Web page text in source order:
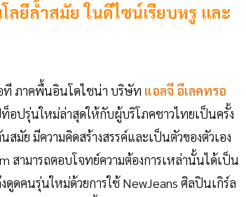
ลยีล้ำสมัย ในดีไซน์เรียบหรู และ
อที ภาคพื้นอินโดไชน่า บริษัท แอลจี อีเลคทรอ
อปรุ่นใหม่ล่าสุดให้กับผู้บริโภคชาวไทยเป็นครั้ง
มัย มีความคิดสร้างสรรค์และเป็นตัวของตัวเอง
ามารถตอบโจทย์ความต้องการเหล่านั้นได้เป็น
ดคนรุ่นใหม่ด้วยการใช้ NewJeans ศิลปินเกิร์ล